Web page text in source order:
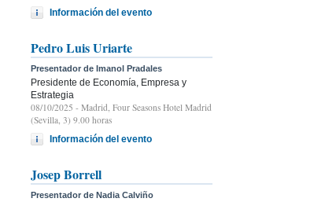
Información del evento
Pedro Luis Uriarte
Presentador de Imanol Pradales
Presidente de Economía, Empresa y
Estrategia
08/10/2025 - Madrid, Four Seasons Hotel Madrid
(Sevilla, 3) 9.00 horas
Información del evento
Josep Borrell
Presentador de Nadia Calviño